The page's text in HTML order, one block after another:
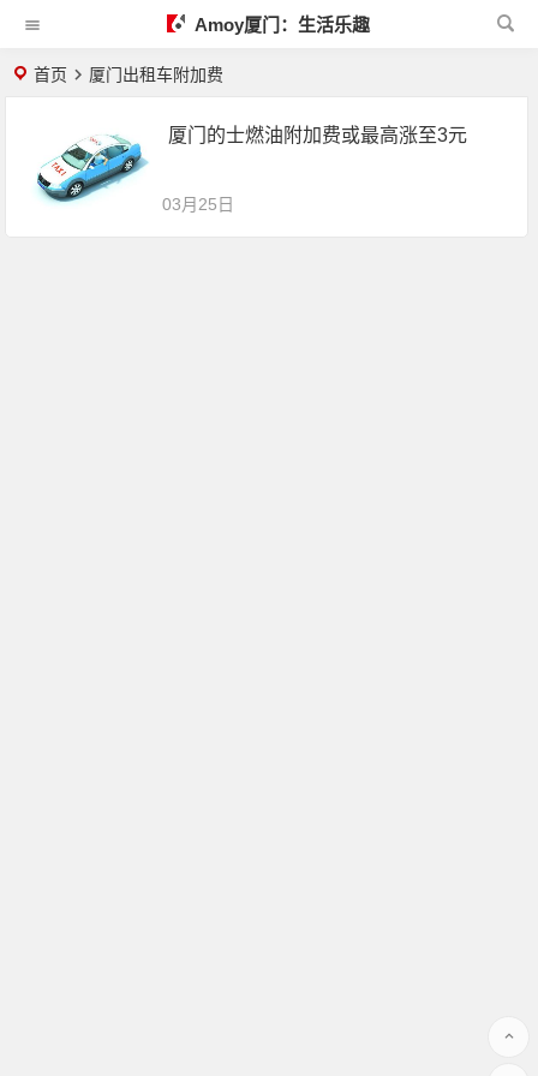
Amoy厦门：生活乐趣
首页 厦门出租车附加费
厦门的士燃油附加费或最高涨至3元
03月25日